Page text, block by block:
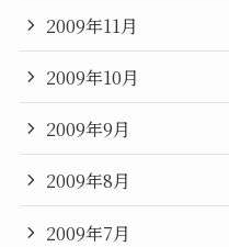
2009年11月
2009年10月
2009年9月
2009年8月
2009年7月